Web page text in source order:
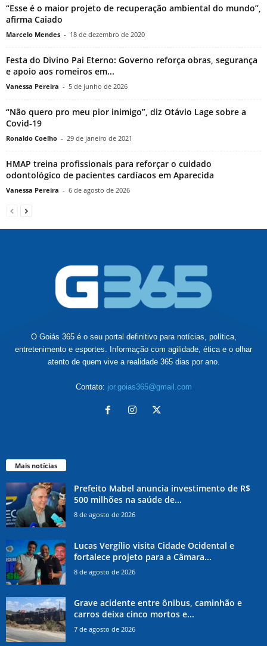
“Esse é o maior projeto de recuperação ambiental do mundo”,
afirma Caiado
Marcelo Mendes - 18 de dezembro de 2020
Festa do Divino Pai Eterno: Governo reforça obras, segurança
e apoio aos romeiros em...
Vanessa Pereira - 5 de junho de 2026
“Não quero pro meu pior inimigo”, diz Otávio Lage sobre a
Covid-19
Ronaldo Coelho - 29 de janeiro de 2021
HMAP treina profissionais para reforçar o cuidado
odontológico de pacientes cardíacos em Aparecida
Vanessa Pereira - 6 de agosto de 2026
O Goiás 365 é o seu portal definitivo para notícias, política,
entretenimento e esportes. Informação com agilidade, ética e o olhar
atento de quem vive a realidade 365 dias por ano.
Contato: jor.goias365@gmail.com
Mais notícias
Prefeito Mabel anuncia investimento de R$
500 milhões na saúde de...
8 de agosto de 2026
Lucas Vergílio visita Cidade Ocidental e
fortalece projeto para a Câmara...
8 de agosto de 2026
Grave acidente entre ônibus, caminhão e
carros deixa cinco mortos e...
7 de agosto de 2026